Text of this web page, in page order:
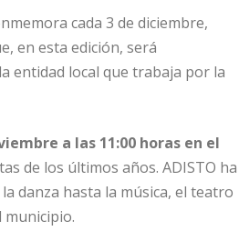
cada 3 de diciembre,
en esta edición, será
entidad local que trabaja por la
a las 11:00 horas en el
de los últimos años. ADISTO ha
danza hasta la música, el teatro
municipio.